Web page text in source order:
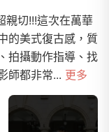
親切!!!這次在萬華
的美式復古感，質
拍攝動作指導、找
師都非常... 更多